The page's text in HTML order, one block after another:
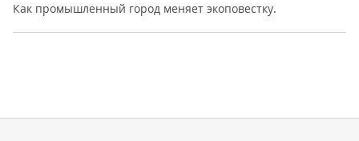
Как промышленный город меняет экоповестку.